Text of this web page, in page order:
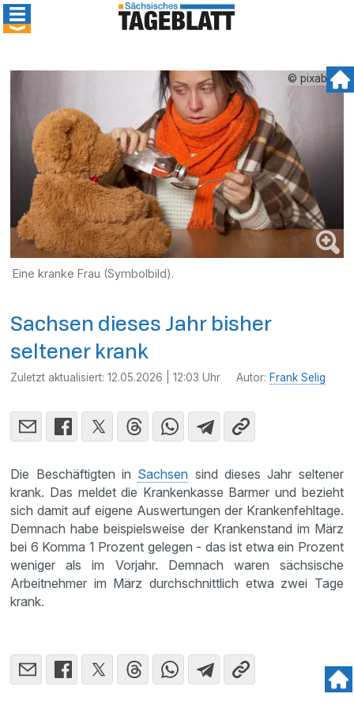
© pixabay
Eine kranke Frau (Symbolbild).
Sachsen dieses Jahr bisher
seltener krank
Zuletzt aktualisiert:12.05.2026 | 12:03 Uhr Autor: Frank Selig
Die Beschäftigten in Sachsen sind dieses Jahr seltener
krank. Das meldet die Krankenkasse Barmer und bezieht
sich damit auf eigene Auswertungen der Krankenfehltage.
Demnach habe beispielsweise der Krankenstand im März
bei 6 Komma 1 Prozent gelegen - das ist etwa ein Prozent
weniger als im Vorjahr. Demnach waren sächsische
Arbeitnehmer im März durchschnittlich etwa zwei Tage
krank.